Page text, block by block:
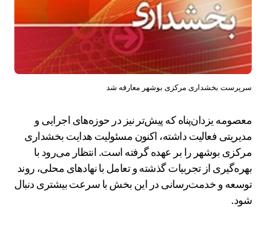
سرپرست بخشداری مرکزی بوشهر معارفه شد
معصومه یزدان‌پناه که پیش‌تر نیز در حوزه‌های اجرایی و
مدیریتی فعالیت داشته، اکنون مسئولیت هدایت بخشداری
مرکزی بوشهر را بر عهده گرفته است. انتظار می‌رود با
بهره‌گیری از تجربیات گذشته و تعامل با نهادهای محلی، روند
توسعه و خدمت‌رسانی در این بخش با سرعت بیشتری دنبال
شود.